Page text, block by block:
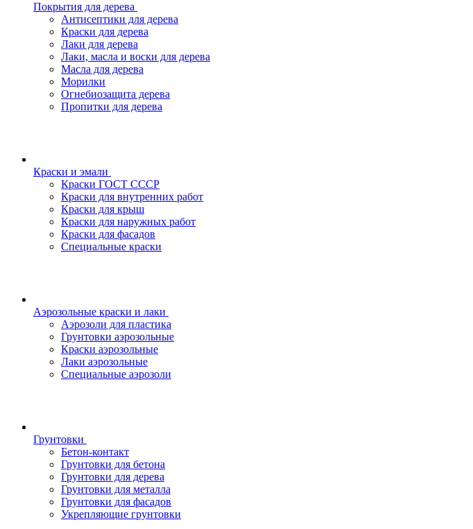
Покрытия для дерева
Антисептики для дерева
Краски для дерева
Лаки для дерева
Лаки, масла и воски для дерева
Масла для дерева
Морилки
Огнебиозащита дерева
Пропитки для дерева
Краски и эмали
Краски ГОСТ СССР
Краски для внутренних работ
Краски для крыш
Краски для наружных работ
Краски для фасадов
Специальные краски
Аэрозольные краски и лаки
Аэрозоли для пластика
Грунтовки аэрозольные
Краски аэрозольные
Лаки аэрозольные
Специальные аэрозоли
Грунтовки
Бетон-контакт
Грунтовки для бетона
Грунтовки для дерева
Грунтовки для металла
Грунтовки для фасадов
Укрепляющие грунтовки